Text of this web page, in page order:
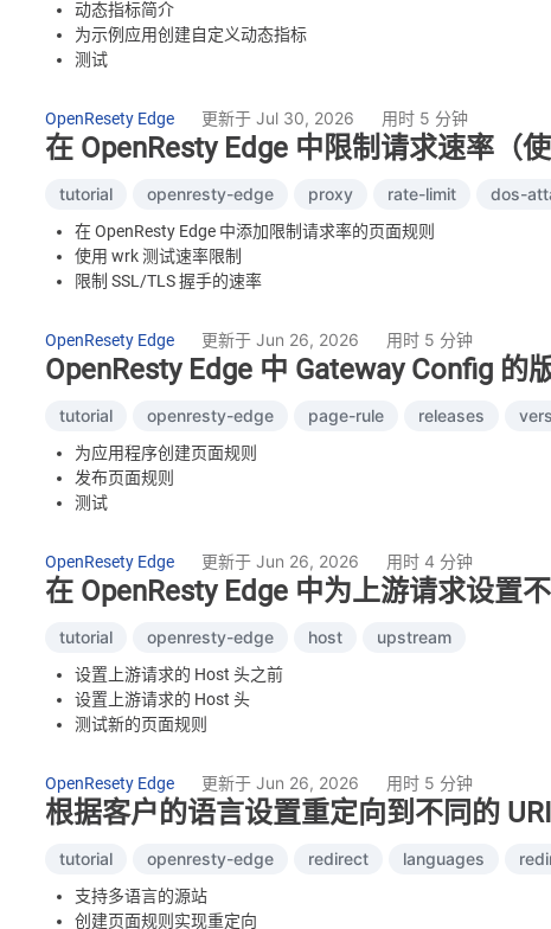
动态指标简介
为示例应用创建自定义动态指标
测试
OpenResety Edge
更新于 Jul 30, 2026 用时 5 分钟
在 OpenResty Edge 中限制请求速率（
tutorial openresty-edge proxy rate-limit dos-
在 OpenResty Edge 中添加限制请求率的页面规则
使用 wrk 测试速率限制
限制 SSL/TLS 握手的速率
OpenResety Edge
更新于 Jun 26, 2026 用时 5 分钟
OpenResty Edge 中 Gateway Config 的
tutorial openresty-edge page-rule releases
为应用程序创建页面规则
发布页面规则
测试
发布改动
测试改动
还原配置版本
测试版本还原
OpenResety Edge 更新于 Jun 26, 2026 用时 4 分钟
在 OpenResty Edge 中为上游请求设置
tutorial openresty-edge host upstream
设置上游请求的 Host 头之前
设置上游请求的 Host 头
测试新的页面规则
OpenResety Edge 更新于 Jun 26, 2026 用时 5 分钟
根据客户的语言设置重定向到不同的
tutorial openresty-edge redirect languages
支持多语言的源站
创建页面规则实现重定向